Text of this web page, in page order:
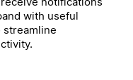
with useful
streamline